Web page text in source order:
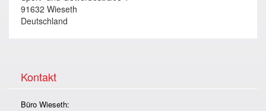
91632 Wieseth
Deutschland
Kontakt
Büro Wieseth: